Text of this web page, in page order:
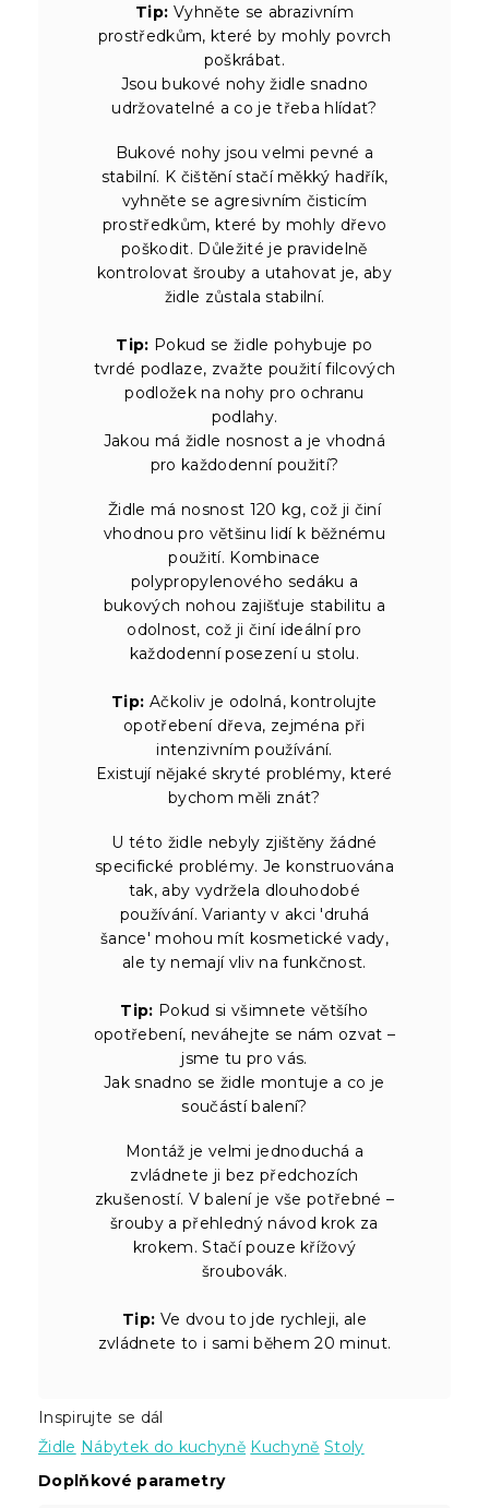
Tip: Vyhněte se abrazivním
prostředkům, které by mohly povrch
poškrábat.
Jsou bukové nohy židle snadno
udržovatelné a co je třeba hlídat?
Bukové nohy jsou velmi pevné a
stabilní. K čištění stačí měkký hadřík,
vyhněte se agresivním čisticím
prostředkům, které by mohly dřevo
poškodit. Důležité je pravidelně
kontrolovat šrouby a utahovat je, aby
židle zůstala stabilní.
Tip: Pokud se židle pohybuje po
tvrdé podlaze, zvažte použití filcových
podložek na nohy pro ochranu
podlahy.
Jakou má židle nosnost a je vhodná
pro každodenní použití?
Židle má nosnost 120 kg, což ji činí
vhodnou pro většinu lidí k běžnému
použití. Kombinace
polypropylenového sedáku a
bukových nohou zajišťuje stabilitu a
odolnost, což ji činí ideální pro
každodenní posezení u stolu.
Tip: Ačkoliv je odolná, kontrolujte
opotřebení dřeva, zejména při
intenzivním používání.
Existují nějaké skryté problémy, které
bychom měli znát?
U této židle nebyly zjištěny žádné
specifické problémy. Je konstruována
tak, aby vydržela dlouhodobé
používání. Varianty v akci 'druhá
šance' mohou mít kosmetické vady,
ale ty nemají vliv na funkčnost.
Tip: Pokud si všimnete většího
opotřebení, neváhejte se nám ozvat –
jsme tu pro vás.
Jak snadno se židle montuje a co je
součástí balení?
Montáž je velmi jednoduchá a
zvládnete ji bez předchozích
zkušeností. V balení je vše potřebné –
šrouby a přehledný návod krok za
krokem. Stačí pouze křížový
šroubovák.
Tip: Ve dvou to jde rychleji, ale
zvládnete to i sami během 20 minut.
Inspirujte se dál
Židle Nábytek do kuchyně Kuchyně Stoly
Doplňkové parametry